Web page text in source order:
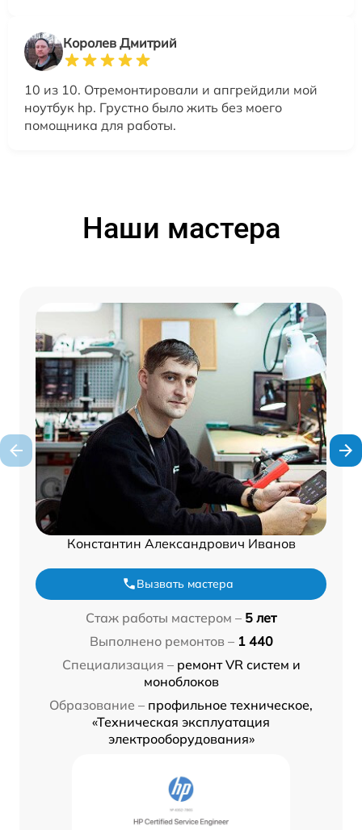
Королев Дмитрий
10 из 10. Отремонтировали и апгрейдили мой
ноутбук hp. Грустно было жить без моего
помощника для работы.
Наши мастера
Константин Александрович Иванов
Вызвать мастера
Стаж работы мастером – 5 лет
Выполнено ремонтов – 1 440
Специализация – ремонт VR систем и
моноблоков
Образование – профильное техническое,
«Техническая эксплуатация
электрооборудования»